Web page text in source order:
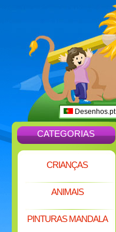
Desenhos.pt
CATEGORIAS
CRIANÇAS
ANIMAIS
PINTURAS MANDALA